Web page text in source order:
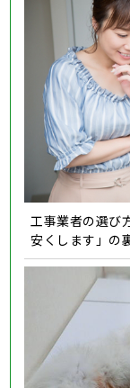
工事業者の選び
安くします」の